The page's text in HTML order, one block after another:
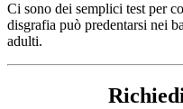
Ci sono dei semplici test per
disgrafia può predentarsi nei
adulti.